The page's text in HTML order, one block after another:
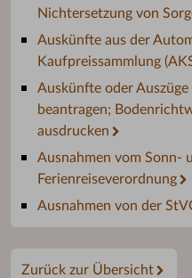
Nichtersetzung von
Auskünfte aus der
Kaufpreissammlung
Auskünfte oder
beantragen;
ausdrucken
Ausnahmen vom Sonn-
Ferienreiseverordnung
Ausnahmen von der
Zurück zur Übersicht